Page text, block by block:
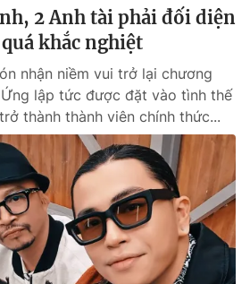
2 Anh tài phải đối diện
khắc nghiệt
nhận niềm vui trở lại chương
lập tức được đặt vào tình thế
thành thành viên chính thức...